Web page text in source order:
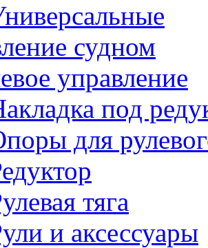
судном
управление
под
для
тяга
и аксессуары